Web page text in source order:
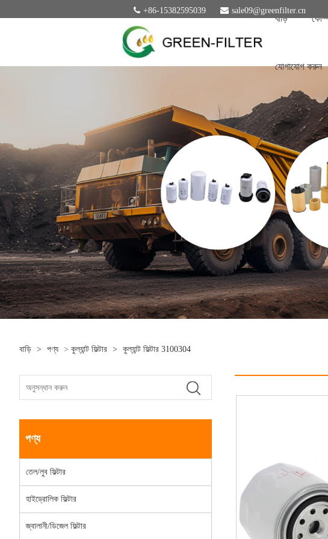
+86-15382595039 sale09@greenfilter.cn
বাড়ি
যোগাযোগ করুন
বাড়ি > পণ্য > কুল্যান্ট ফিল্টার > কুল্যান্ট ফিল্টার 3100304
পণ্য
তেল/লুব ফিল্টার
হাইড্রোলিক ফিল্টার
জ্বালানী/ডিজেল ফিল্টার